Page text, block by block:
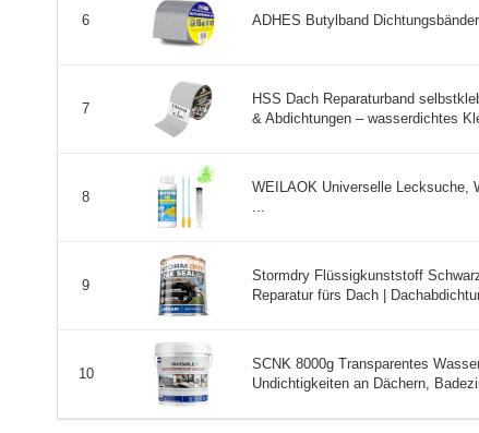
6 ADHES Butylband
7
HSS Dach Reparaturband
& Abdichtungen – wasserdichtes
8
WEILAOK Universelle Lecksuche,
9
Stormdry Flüssigkunststoff
Reparatur fürs Dach |
10
SCNK 8000g Transparentes
Undichtigkeiten an Dächern,